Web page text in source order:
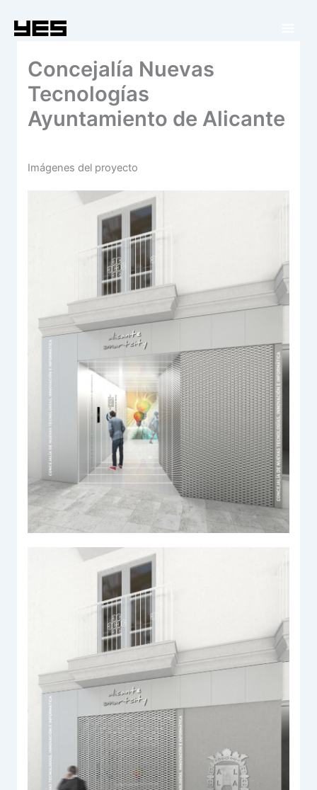
Concejalía Nuevas
Tecnologías
Ayuntamiento de Alicante
Imágenes del proyecto